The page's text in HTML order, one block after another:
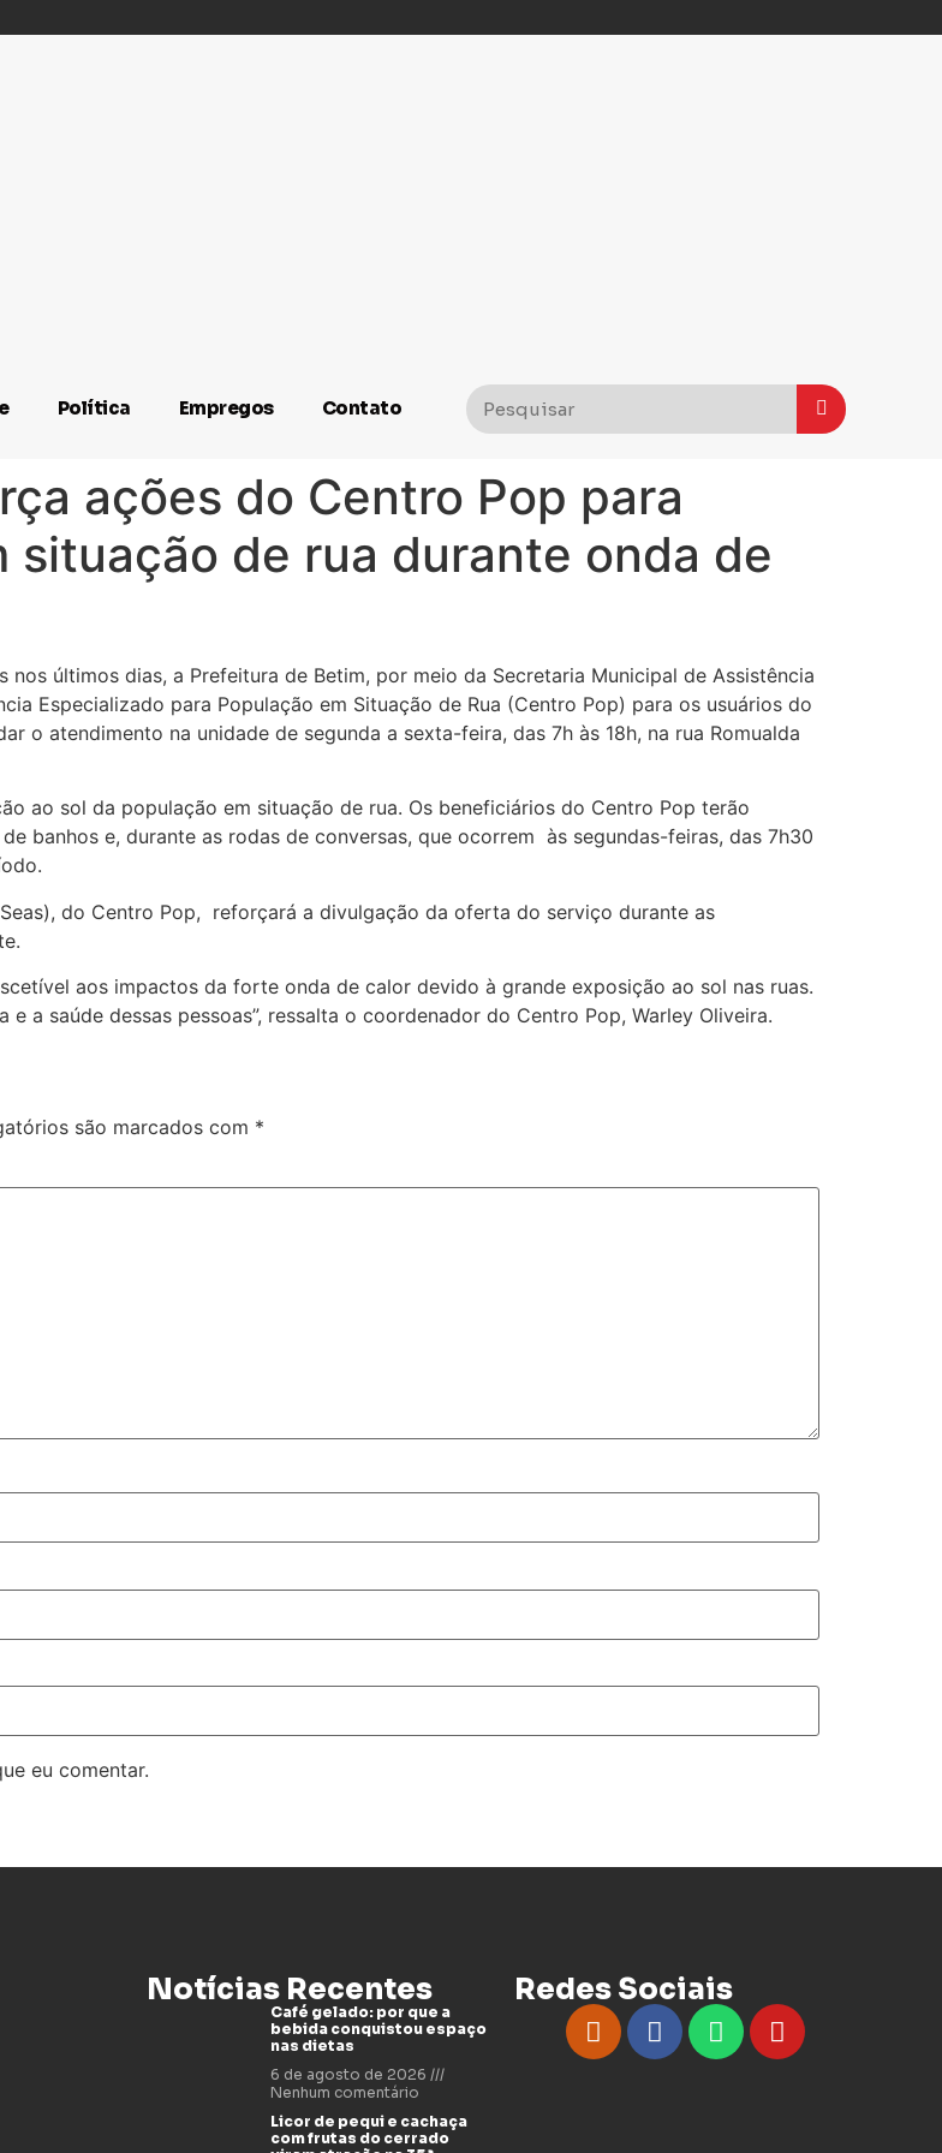
Política Empregos Contato
ações do Centro Pop para
de rua durante onda de
últimos dias, a Prefeitura de Betim, por meio da Secretaria Municipal de Assistência
Especializado para População em Situação de Rua (Centro Pop) para os usuários do
o atendimento na unidade de segunda a sexta-feira, das 7h às 18h, na rua Romualda
ao sol da população em situação de rua. Os beneficiários do Centro Pop terão
banhos e, durante as rodas de conversas, que ocorrem às segundas-feiras, das 7h30
do Centro Pop, reforçará a divulgação da oferta do serviço durante as
aos impactos da forte onda de calor devido à grande exposição ao sol nas ruas.
a saúde dessas pessoas”, ressalta o coordenador do Centro Pop, Warley Oliveira.
são marcados com *
eu comentar.
Notícias Recentes
Café gelado: por que a
bebida conquistou espaço
nas dietas
6 de agosto de 2026
Nenhum comentário
Licor de pequi e cachaça
com frutas do cerrado
Redes Sociais